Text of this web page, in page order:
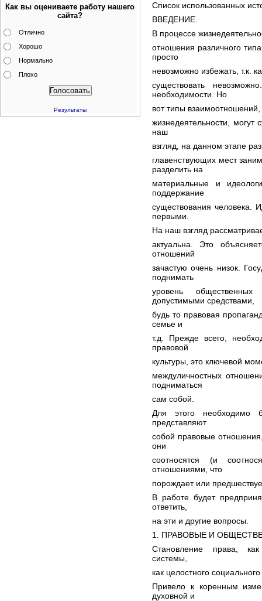
Список использованных
ВВЕДЕНИЕ.
В процессе
отношения различного
просто
невозможно избежать, т.к.
существовать
необходимости. Но
вот типы
жизнедеятельности, могут
наш
взгляд, на данном этапе
главенствующих мест
разделить на
материальные и
поддержание
существования человека.
первыми.
На наш взгляд
актуальна. Это
отношений
зачастую очень низок.
поднимать
уровень
допустимыми средствами,
будь то правовая
семье и
т.д. Прежде всего,
правовой
культуры, это ключевой
междуличностных
подниматься
сам собой.
Для этого необходимо
представляют
собой правовые
они
соотносятся (и
отношениями, что
порождает или
В работе будет
ответить,
на эти и другие вопросы.
1. ПРАВОВЫЕ И
Становление права, как
системы,
как целостного
Привело к коренным
духовной и
Как вы оцениваете работу нашего
сайта?
Отлично
Хорошо
Нормально
Плохо
Результаты